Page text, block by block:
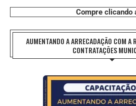
Compre clicando
AUMENTANDO A ARRECADAÇÃO COM A
CONTRATAÇÕES